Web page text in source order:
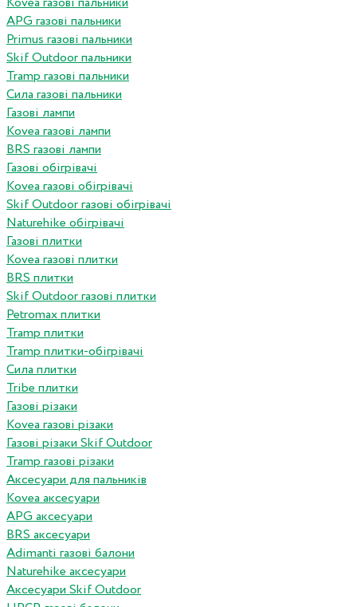
APG газові пальники
Primus газові пальники
Skif Outdoor пальники
Tramp газові пальники
Сила газові пальники
Газові лампи
Kovea газові лампи
BRS газові лампи
Газові обігрівачі
Kovea газові обігрівачі
Skif Outdoor газові обігрівачі
Naturehike обігрівачі
Газові плитки
Kovea газові плитки
BRS плитки
Skif Outdoor газові плитки
Petromax плитки
Tramp плитки
Tramp плитки-обігрівачі
Сила плитки
Tribe плитки
Газові різаки
Kovea газові різаки
Газові різаки Skif Outdoor
Tramp газові різаки
Аксесуари для пальників
Kovea аксесуари
APG аксесуари
BRS аксесуари
Adimanti газові балони
Naturehike аксесуари
Аксесуари Skif Outdoor